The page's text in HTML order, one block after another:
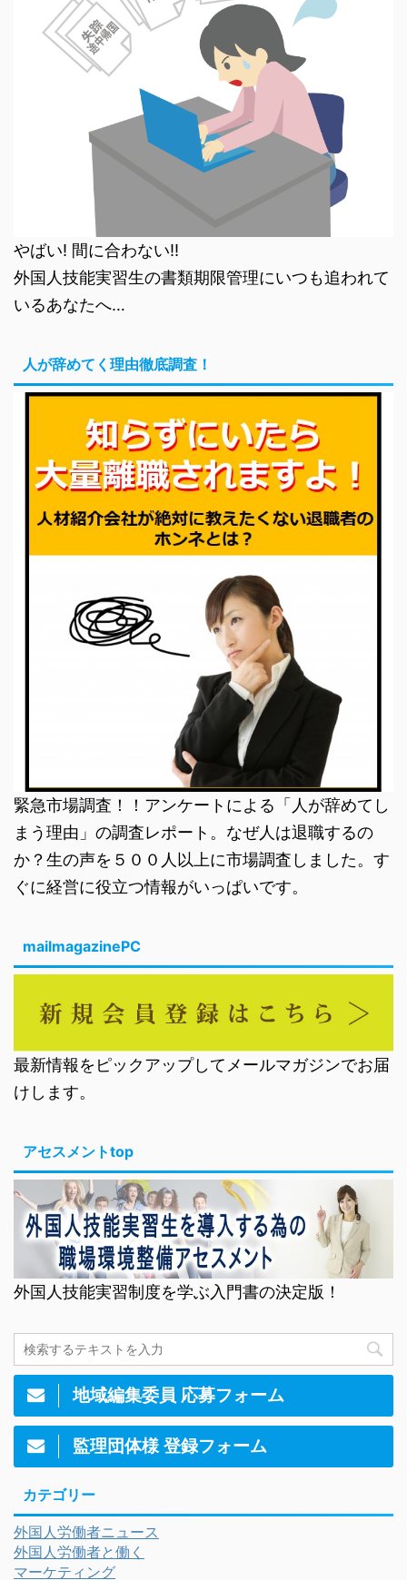
やばい! 間に合わない!!
外国人技能実習生の書類期限管理にいつも追われて
いるあなたへ…
人が辞めてく理由徹底調査！
緊急市場調査！！アンケートによる「人が辞めてし
まう理由」の調査レポート。なぜ人は退職するの
か？生の声を５００人以上に市場調査しました。す
ぐに経営に役立つ情報がいっぱいです。
mailmagazinePC
最新情報をピックアップしてメールマガジンでお届
けします。
アセスメントtop
外国人技能実習制度を学ぶ入門書の決定版！
地域編集委員 応募フォーム
監理団体様 登録フォーム
カテゴリー
外国人労働者ニュース
外国人労働者と働く
マーケティング